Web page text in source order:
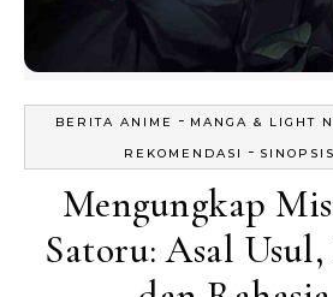
BERITA ANIME - MANGA & LIGHT
REKOMENDASI
-
Mengungkap
Satoru: Asal